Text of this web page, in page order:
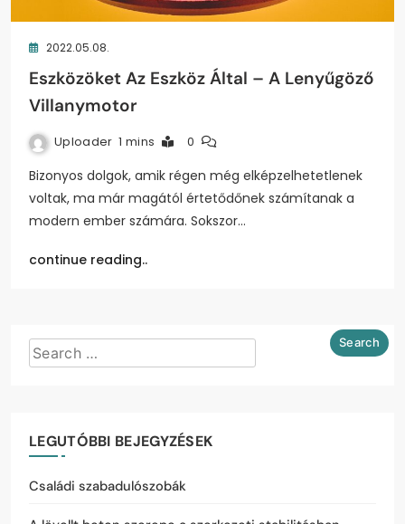
2022.05.08.
Eszközöket Az Eszköz Által – A Lenyűgöző
Villanymotor
Uploader 1 mins 0
Bizonyos dolgok, amik régen még elképzelhetetlenek
voltak, ma már magától értetődőnek számítanak a
modern ember számára. Sokszor…
continue reading..
LEGUTÓBBI BEJEGYZÉSEK
Családi szabadulószobák